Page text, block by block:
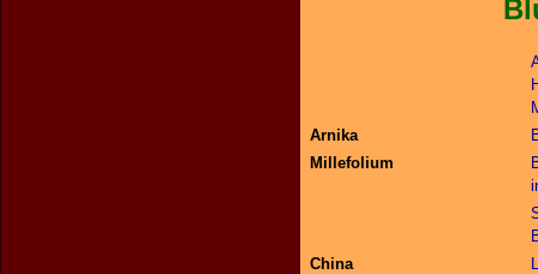
Arnika
Millefolium
China